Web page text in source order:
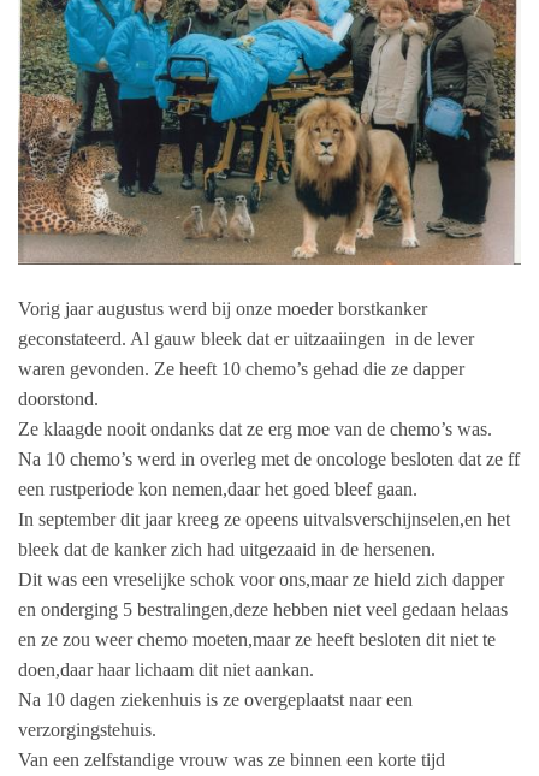
Vorig jaar augustus werd bij onze moeder borstkanker
geconstateerd. Al gauw bleek dat er uitzaaiingen in de lever
waren gevonden. Ze heeft 10 chemo’s gehad die ze dapper
doorstond.
Ze klaagde nooit ondanks dat ze erg moe van de chemo’s was.
Na 10 chemo’s werd in overleg met de oncologe besloten dat ze ff
een rustperiode kon nemen,daar het goed bleef gaan.
In september dit jaar kreeg ze opeens uitvalsverschijnselen,en het
bleek dat de kanker zich had uitgezaaid in de hersenen.
Dit was een vreselijke schok voor ons,maar ze hield zich dapper
en onderging 5 bestralingen,deze hebben niet veel gedaan helaas
en ze zou weer chemo moeten,maar ze heeft besloten dit niet te
doen,daar haar lichaam dit niet aankan.
Na 10 dagen ziekenhuis is ze overgeplaatst naar een
verzorgingstehuis.
Van een zelfstandige vrouw was ze binnen een korte tijd